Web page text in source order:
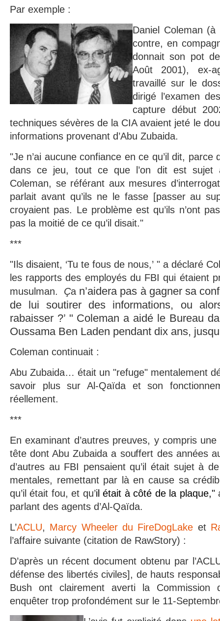
Par exemple :
Daniel Coleman
contre, en
donnait son pot
Août 2001), ex-
travaillé sur le
dirigé l’examen
capture début
techniques sévères de la CIA avaient jeté le
informations provenant d’Abu Zubaida.
"Je n’ai aucune confiance en ce qu’il dit, parce
dans ce jeu, tout ce que l’on dit est sujet
Coleman, se référant aux mesures
parlait avant qu’ils ne le fasse [passer au
croyaient pas. Le problème est qu’ils n’ont
pas la moitié de ce qu’il disait."
***
"Ils disaient, ‘Tu te fous de nous,’ " a déclaré
les rapports des employés du FBI qui étaient
musulman.
Ça n’aidera pas à gagner sa
de lui soutirer des informations, ou
rabaisser ?’ " Coleman a aidé le Bureau
Oussama Ben Laden pendant dix ans,
Coleman continuait :
Abu Zubaida… était un "refuge" mentalement
savoir plus sur Al-Qaïda et son
réellement.
***
En examinant d’autres preuves, y compris
tête dont Abu Zubaida a souffert des années
d’autres au FBI pensaient qu’il était sujet à
mentales, remettant par là en cause sa
qu’il était fou, et qu’il était à côté de la plaque,"
parlant des agents d’Al-Qaïda.
L’ACLU, Marcy Wheeler du FireDogLake et
l’affaire suivante (citation de RawStory) :
D’après un récent document obtenu par
défense des libertés civiles], de hauts
Bush ont clairement averti la Commission
enquêter trop profondément sur le 11-